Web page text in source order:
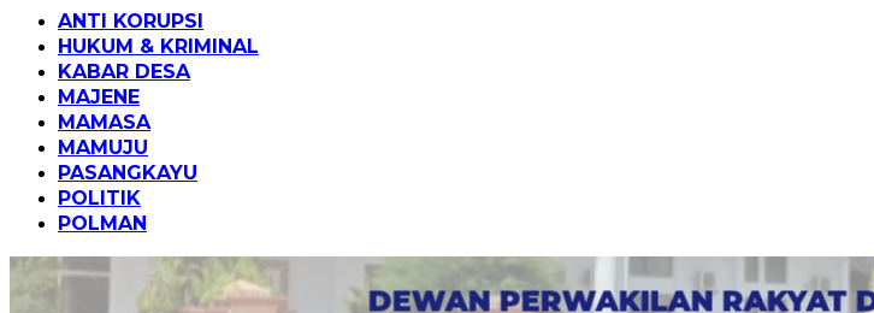
ANTI KORUPSI
HUKUM & KRIMINAL
KABAR DESA
MAJENE
MAMASA
MAMUJU
PASANGKAYU
POLITIK
POLMAN